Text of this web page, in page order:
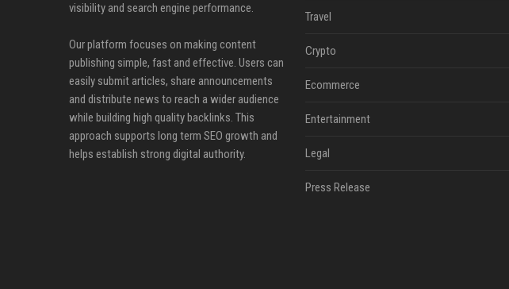
visibility and search engine performance.
Our platform focuses on making content
publishing simple, fast and effective. Users can
easily submit articles, share announcements
and distribute news to reach a wider audience
while building high quality backlinks. This
approach supports long term SEO growth and
helps establish strong digital authority.
Travel
Crypto
Ecommerce
Entertainment
Legal
Press Release